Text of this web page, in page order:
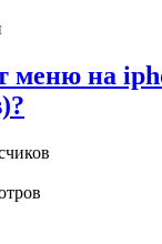
меню на